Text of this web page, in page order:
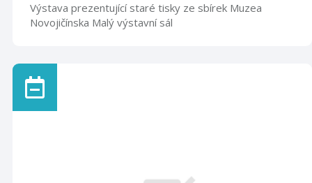
Výstava prezentující staré tisky ze sbírek Muzea
Novojičínska Malý výstavní sál